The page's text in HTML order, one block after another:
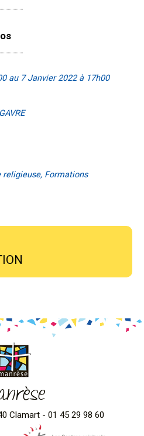
au 7 Janvier 2022 à 17h00
Formations
Clamart - 01 45 29 98 60